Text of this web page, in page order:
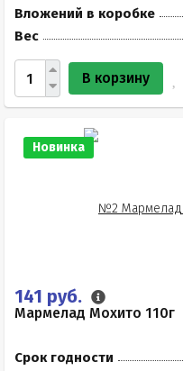
Вложений в коробке
Вес
В корзину
Новинка
141 руб.
Мармелад Мохито 110г
Срок годности